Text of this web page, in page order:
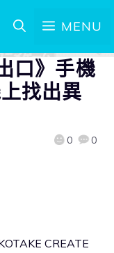
MENU
口》手機
找出異
0 0
CREATE